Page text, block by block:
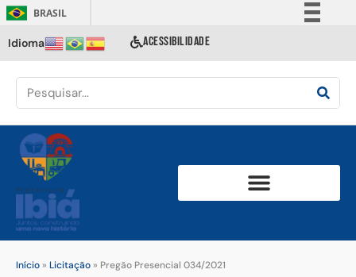
BRASIL
Comunica BR
Acesso à informação
Idioma ACESSIBILIDADE
Início » Licitação » Pregão Presencial 034/2021